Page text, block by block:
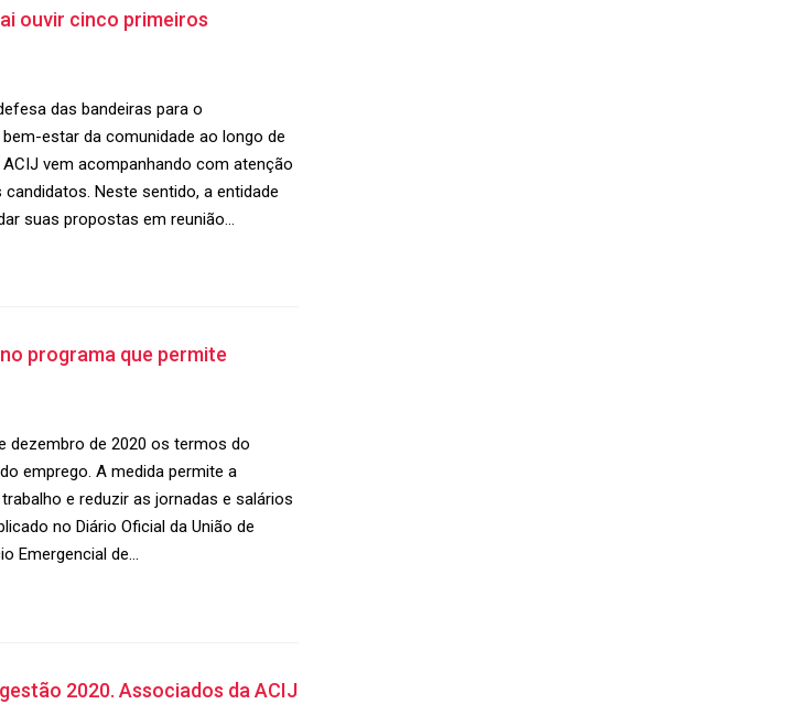
ouvir cinco primeiros
das bandeiras para o
estar da comunidade ao longo de
vem acompanhando com atenção
Neste sentido, a entidade
suas propostas em reunião…
programa que permite
dezembro de 2020 os termos do
emprego. A medida permite a
e reduzir as jornadas e salários
no Diário Oficial da União de
Emergencial de…
2020. Associados da ACIJ